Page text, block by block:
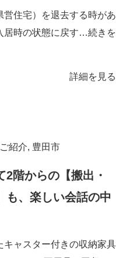
住宅）を退去する時があ
居時の状態に戻す…続きを
詳細を見る
紹介, 豊田市
階からの【搬出・
も、楽しい会話の中
キャスター付きの収納家具